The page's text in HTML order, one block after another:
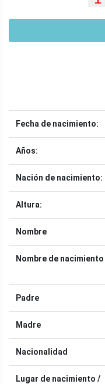
Fecha de nacimiento:
Años:
Nación de nacimiento:
Altura:
Nombre
Nombre de nacimiento
Padre
Madre
Nacionalidad
Lugar de nacimiento /